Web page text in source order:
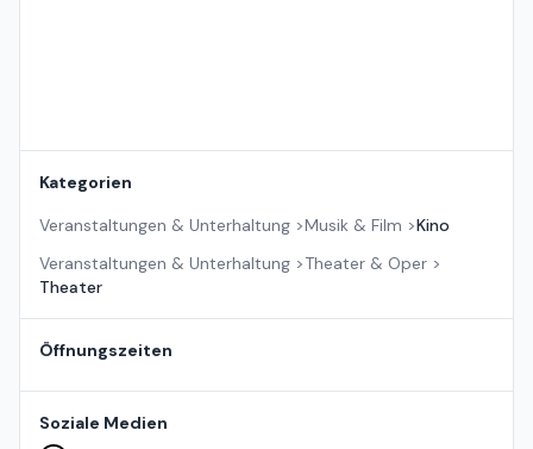
Kategorien
Veranstaltungen & Unterhaltung >Musik & Film >Kino
Veranstaltungen & Unterhaltung >Theater & Oper >
Theater
Öffnungszeiten
Soziale Medien